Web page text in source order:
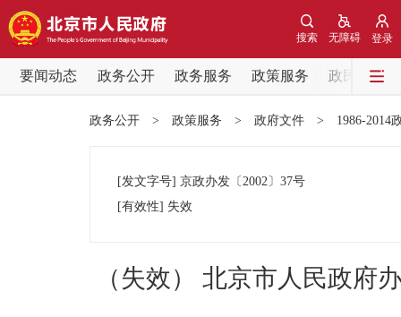
登录
无障碍
搜索
要闻动态 政务公开 政务服务 政策服务
政民互动
党中央精神
政务公开
政务公开 > 政策服务 > 政府文件 > 1986-2014
[发文字号] 京政办发 〔2002〕 37号
[有效性] 失效
（失效） 北京市人民政府